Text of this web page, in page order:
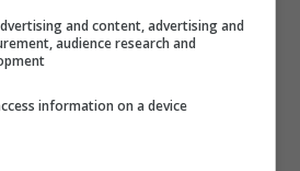
il sorpasso è cosa
and content, advertising and
audience research and
information on a device